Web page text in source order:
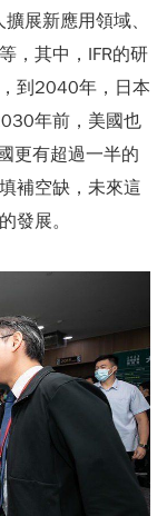
展新應用領域、
，其中，IFR的研
到2040年，日本
年前，美國也
更有超過一半的
補空缺，未來這
發展。